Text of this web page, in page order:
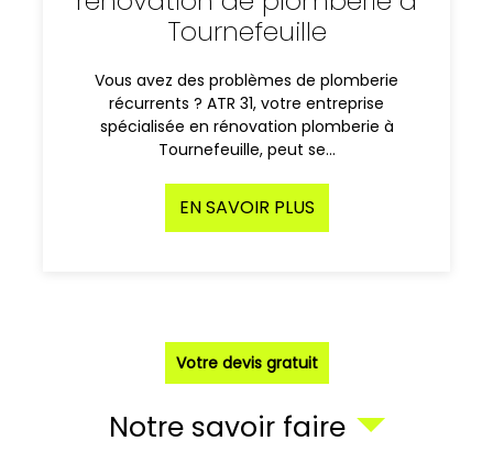
Tournefeuille
Vous avez des problèmes de plomberie
récurrents ? ATR 31, votre entreprise
spécialisée en rénovation plomberie à
Tournefeuille, peut se…
EN SAVOIR PLUS
Votre devis gratuit
Notre savoir faire